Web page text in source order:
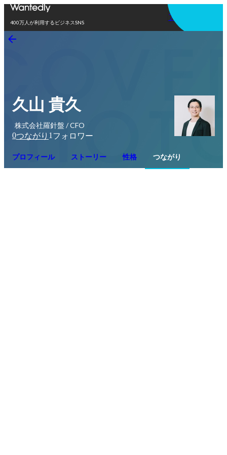
400万人が利用するビジネスSNS
アプリを使う
久山 貴久
株式会社羅針盤 / CFO
0つながり 1 フォロワー
プロフィール ストーリー 性格 つながり